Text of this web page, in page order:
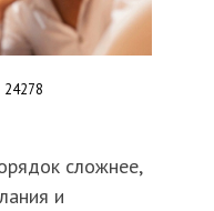
24278
сложнее,
и